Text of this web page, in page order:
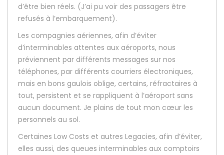
d’être bien réels. (J’ai pu voir des passagers être
refusés à l’embarquement).
Les compagnies aériennes, afin d’éviter
d’interminables attentes aux aéroports, nous
préviennent par différents messages sur nos
téléphones, par différents courriers électroniques,
mais en bons gaulois oblige, certains, réfractaires à
tout, persistent et se rappliquent à l’aéroport sans
aucun document. Je plains de tout mon cœur les
personnels au sol.
Certaines Low Costs et autres Legacies, afin d’éviter,
elles aussi, des queues interminables aux comptoirs